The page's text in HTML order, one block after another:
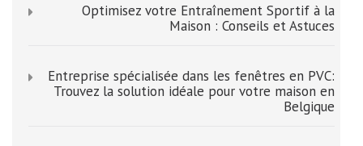
Optimisez votre Entraînement Sportif à la
Maison : Conseils et Astuces
Entreprise spécialisée dans les fenêtres en PVC:
Trouvez la solution idéale pour votre maison en
Belgique